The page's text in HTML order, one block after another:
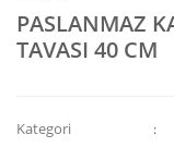
PASLANMAZ
TAVASI 40 CM
Kategori